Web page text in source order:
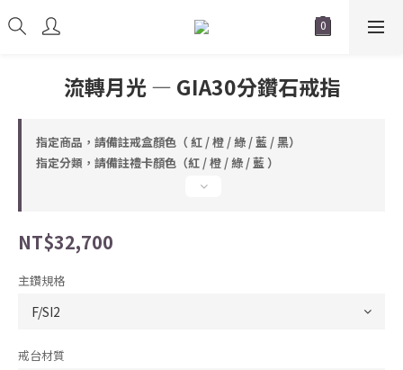
流轉月光 — GIA30分鑽石戒指
指定商品，請備註戒盒顏色（ 紅 / 橙 / 綠 / 藍 / 黑）
指定分類，請備註禮卡顏色（紅 / 橙 / 綠 / 藍 ）
NT$32,700
主鑽規格
戒台材質